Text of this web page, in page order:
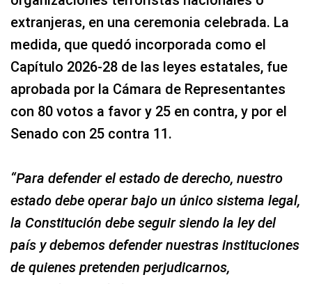
extranjeras, en una ceremonia celebrada. La
medida, que quedó incorporada como el
Capítulo 2026-28 de las leyes estatales, fue
aprobada por la Cámara de Representantes
con 80 votos a favor y 25 en contra, y por el
Senado con 25 contra 11.
“Para defender el estado de derecho, nuestro
estado debe operar bajo un único sistema legal,
la Constitución debe seguir siendo la ley del
país y debemos defender nuestras instituciones
de quienes pretenden perjudicarnos,